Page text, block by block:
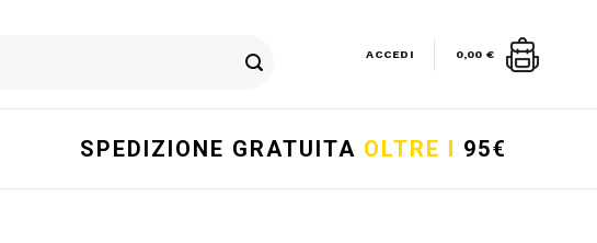
ACCEDI 0,00 €
SPEDIZIONE GRATUITA OLTRE I 95€